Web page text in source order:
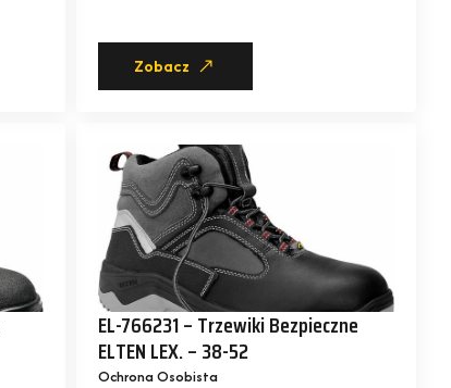
Zobacz
EL-766231 – Trzewiki Bezpieczne
ELTEN LEX. – 38-52
Ochrona Osobista